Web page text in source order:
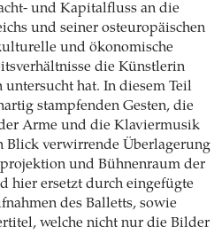
und Kapitalfluss an die
und seiner osteuropäischen
und ökonomische
die Künstlerin
hat. In diesem Teil
stampfenden Gesten, die
Arme und die Klaviermusik
Blick verwirrende Überlagerung
und Bühnenraum der
hier ersetzt durch eingefügte
des Balletts, sowie
welche nicht nur die Bilder